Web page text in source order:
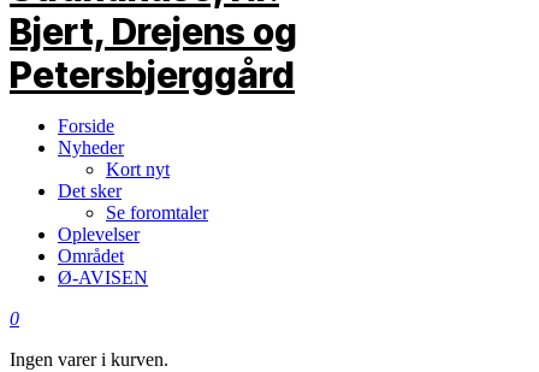
Forside
Nyheder
Kort nyt
Det sker
Se foromtaler
Oplevelser
Området
Ø-AVISEN
0
Ingen varer i kurven.